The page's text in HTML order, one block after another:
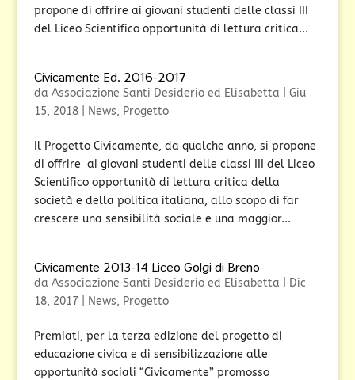
propone di offrire ai giovani studenti delle classi III
del Liceo Scientifico opportunità di lettura critica...
Civicamente Ed. 2016-2017
da Associazione Santi Desiderio ed Elisabetta
Giu
15, 2018| News, Progetto
Il Progetto Civicamente, da qualche anno, si propone
di offrire ai giovani studenti delle classi III del Liceo
Scientifico opportunità di lettura critica della
società e della politica italiana, allo scopo di far
crescere una sensibilità sociale e una maggior...
Civicamente 2013-14 Liceo Golgi di Breno
da Associazione Santi Desiderio ed Elisabetta
Dic
18, 2017| News, Progetto
Premiati, per la terza edizione del progetto di
educazione civica e di sensibilizzazione alle
opportunità sociali “Civicamente” promosso